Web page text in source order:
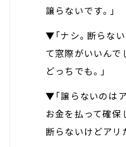
譲らないです。」
▼「ナシ。断らない
て窓際がいいんで
どっちでも。」
▼「譲らないのは
お金を払って確保
断らないけどアリ